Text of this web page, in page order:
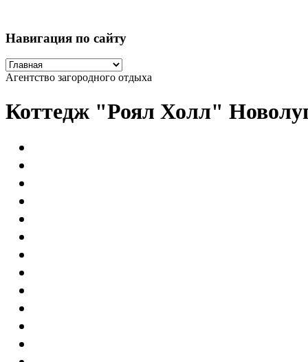
Навигация по сайту
Агентство загородного отдыха
Коттедж "Роял Холл"